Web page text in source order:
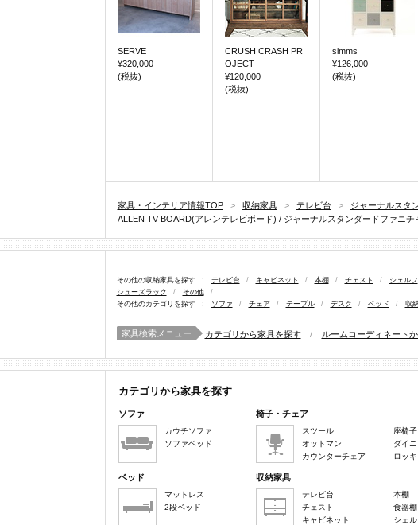
SERVE
¥320,000
(税抜)
CRUSH CRASH PR
OJECT
¥120,000
(税抜)
simms
¥126,000
(税抜)
家具・インテリア情報TOP > 収納家具 > テレビ台 > ジャーナルスタ
ALLEN TV BOARD(アレンテレビボード) / ジャーナルスタンダードファニ
その他の収納家具を探す : テレビ台 / キャビネット / 本棚 / チェスト / シェルフ
シューズラック
/ その他
/
その他のカテゴリを探す
: ソファ / チェア / テーブル / デスク / ベッド / 収
家具検索メニュー カテゴリから家具を探す / ルームコーディネート
カテゴリから家具を探す
ソファ
カウチソファ
ソファベッド
椅子・チェア
スツール
オットマン
カウンターチェア
座椅子
ダイ
ロッ
ベッド
マットレス
2段ベッド
収納家具
テレビ台
チェスト
キャビネット
本棚
食器棚
シェル